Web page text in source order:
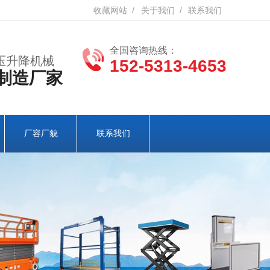
收藏网站 / 关于我们 / 联系我们
升降机械
造厂家
全国咨询热线：
152-5313-4653
厂容厂貌 联系我们